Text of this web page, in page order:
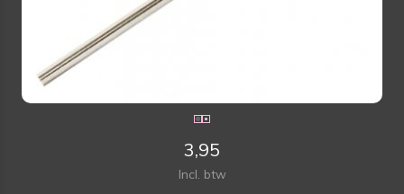
3,95
Incl. btw